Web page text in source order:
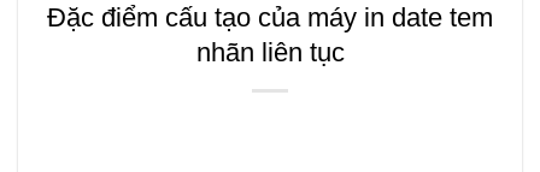
Đặc điểm cấu tạo của máy in date tem
nhãn liên tục